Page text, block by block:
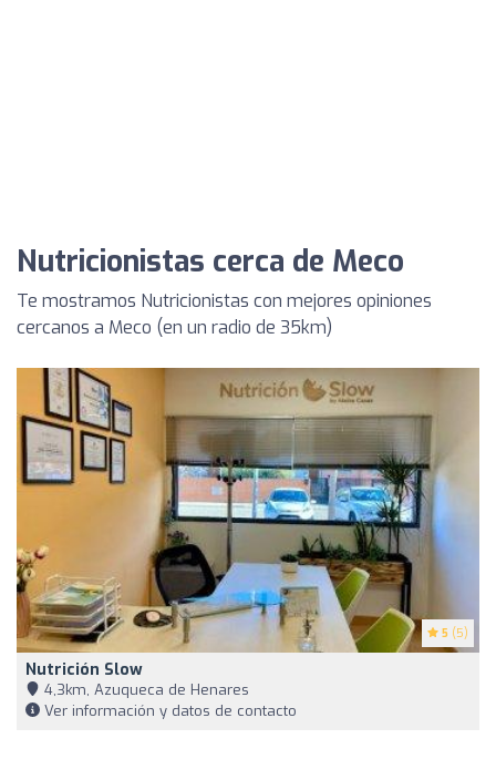
Nutricionistas cerca de Meco
Te mostramos Nutricionistas con mejores opiniones
cercanos a Meco (en un radio de 35km)
5 (5)
Nutrición Slow
4,3km, Azuqueca de Henares
Ver información y datos de contacto